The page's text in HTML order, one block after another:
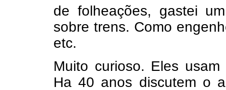
de folheações, gastei
sobre trens. Como
etc.
Muito curioso. Eles
Ha 40 anos discutem o